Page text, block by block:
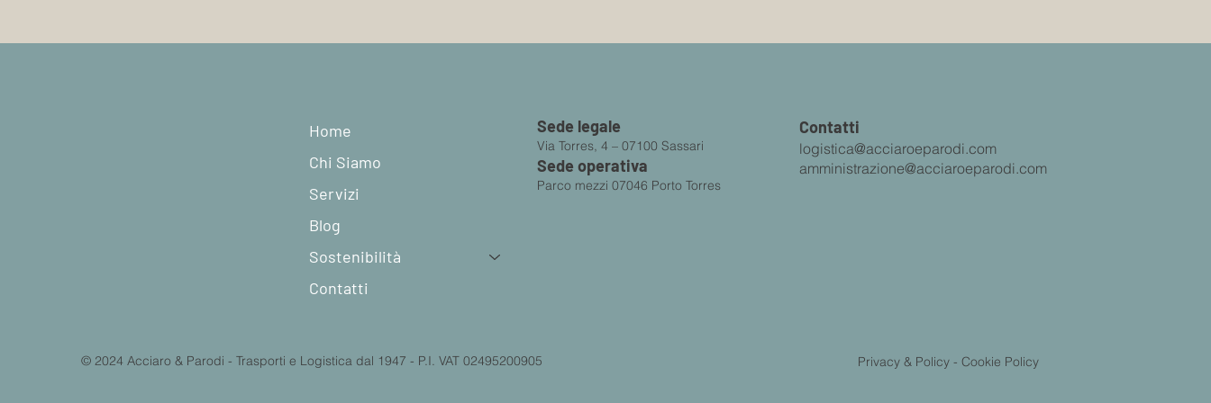
Stiamo proteggendo a sufficienza il suolo
in Italia?
Home
Chi Siamo
Servizi
Blog
Sostenibilità
Contatti
Sede legale
Via Torres, 4 – 07100 Sassari
Sede operativa
Parco mezzi 07046 Porto Torres
Contatti
logistica@acciaroeparodi.com
amministrazione@acciaroeparodi.com
© 2024 Acciaro & Parodi - Trasporti e Logistica dal 1947 - P.I. VAT 02495200905 Privacy & Policy -Cookie Policy